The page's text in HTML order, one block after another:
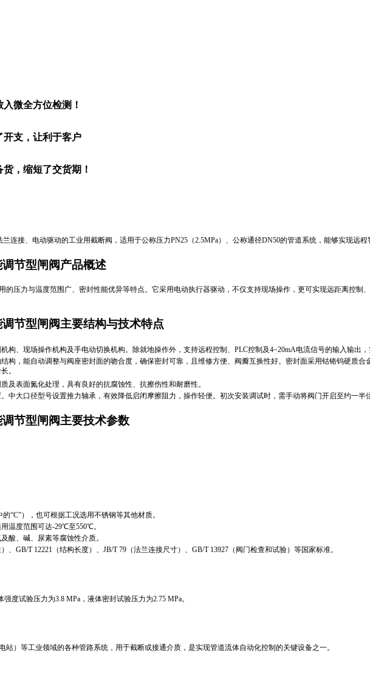
微全方位检测！
开支，让利于客户
，缩短了交货期！
兰连接、电动驱动的工业用截断阀，适用于公称压力PN25（2.5MPa）、公称通径DN50的管道系统，能够实现远程
节型闸阀产品概述
的压力与温度范围广、密封性能优异等特点。它采用电动执行器驱动，不仅支持现场操作，更可实现远距离控制
节型闸阀主要结构与技术特点
构、现场操作机构及手电动切换机构。除就地操作外，支持远程控制、PLC控制及4~20mA电流信号的输入输出，
构，能自动调整与阀座密封面的吻合度，确保密封可靠，且维修方便、阀瓣互换性好。‌‌密封面采用钴铬钨硬质
。‌‌
及表面氮化处理，具有良好的抗腐蚀性、抗擦伤性和耐磨性。‌‌
中大口径型号设置推力轴承，有效降低启闭摩擦阻力，操作轻便。初次安装调试时，需手动将阀门开启至约一半
节型闸阀主要技术参数
“C”）‌‌，也可根据工况选用不锈钢等其他材质。
温度范围可达-29℃至550℃。‌‌
酸、碱、尿素等腐蚀性介质。‌‌
、GB/T 12221（结构长度）、JB/T 79（法兰连接尺寸）、GB/T 13927（阀门检查和试验）等国家标准。‌‌
度试验压力为3.8 MPa，液体密封试验压力为2.75 MPa。‌‌
）等工业领域的各种管路系统，用于截断或接通介质，是实现管道流体自动化控制的关键设备之一。‌‌